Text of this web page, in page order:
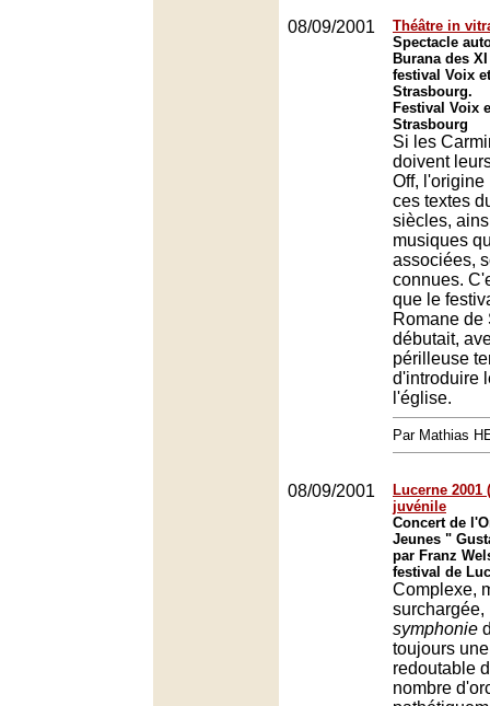
08/09/2001
Théâtre in
Spectacle
Burana des
festival Voix
Strasbourg.
Festival Voix
Strasbourg
Si les
doivent
Off,
ces textes
siècles,
musiques
associées,
connues.
que le
Romane de
débutait,
périlleuse
d'introduire
l'église.
Par Mathias
08/09/2001
Lucerne 2001
juvénile
Concert de
Jeunes "
par Franz
festival de
Complexe,
symphonie
toujours
redoutable
nombre